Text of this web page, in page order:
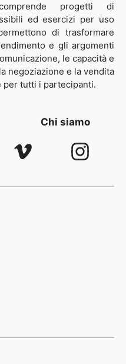
progetti di
ed esercizi per uso
di trasformare
e gli argomenti
le capacità e
negoziazione e la vendita
per tutti i partecipanti.
Chi siamo